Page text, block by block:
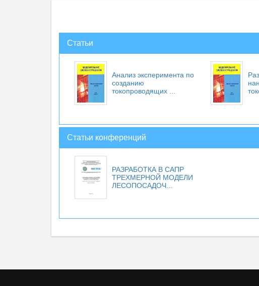
Статьи
Анализ эксперимента по
созданию
токопроводящих ...
Статьи конференций
РАЗРАБОТКА В САПР
ТРЕХМЕРНОЙ МОДЕЛИ
ЛЕСОПОСАДОЧ...